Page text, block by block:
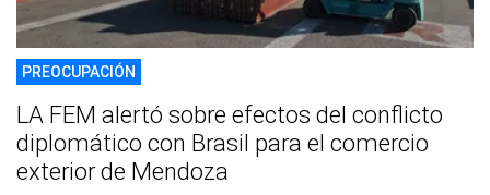
PREOCUPACIÓN
LA FEM alertó sobre efectos del conflicto
diplomático con Brasil para el comercio
exterior de Mendoza